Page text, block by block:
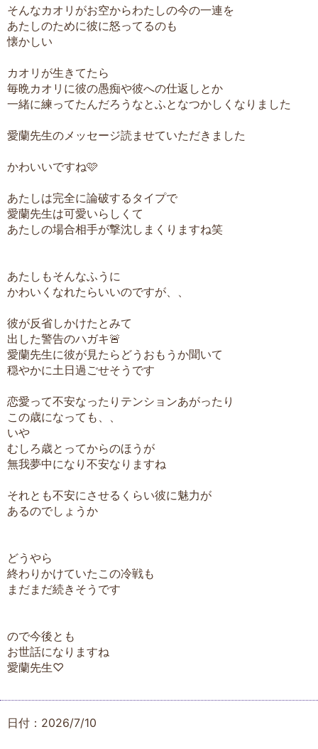
そんなカオリがお空からわたしの今の一連を
あたしのために彼に怒ってるのも
懐かしい
カオリが生きてたら
毎晩カオリに彼の愚痴や彼への仕返しとか
一緒に練ってたんだろうなとふとなつかしくなりました
愛蘭先生のメッセージ読ませていただきました
かわいいですね🩷
あたしは完全に論破するタイプで
愛蘭先生は可愛いらしくて
あたしの場合相手が撃沈しまくりますね笑
あたしもそんなふうに
かわいくなれたらいいのですが、、
彼が反省しかけたとみて
出した警告のハガキ🚨
愛蘭先生に彼が見たらどうおもうか聞いて
穏やかに土日過ごせそうです
恋愛って不安なったりテンションあがったり
この歳になっても、、
いや
むしろ歳とってからのほうが
無我夢中になり不安なりますね
それとも不安にさせるくらい彼に魅力が
あるのでしょうか
どうやら
終わりかけていたこの冷戦も
まだまだ続きそうです
ので今後とも
お世話になりますね
愛蘭先生♡
日付：2026/7/10